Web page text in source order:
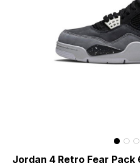
Jordan 4 Retro Fear